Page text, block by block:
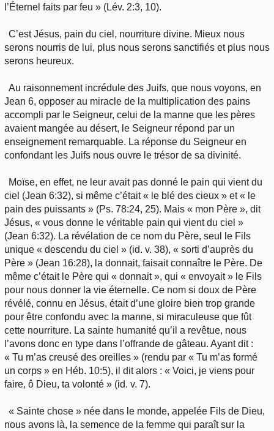
l’Éternel faits par feu » (Lév. 2:3, 10).
C’est Jésus, pain du ciel, nourriture divine. Mieux nous
serons nourris de lui, plus nous serons sanctifiés et plus nous
serons heureux.
Au raisonnement incrédule des Juifs, que nous voyons, en
Jean 6, opposer au miracle de la multiplication des pains
accompli par le Seigneur, celui de la manne que les pères
avaient mangée au désert, le Seigneur répond par un
enseignement remarquable. La réponse du Seigneur en
confondant les Juifs nous ouvre le trésor de sa divinité.
Moïse, en effet, ne leur avait pas donné le pain qui vient du
ciel (Jean 6:32), si même c’était « le blé des cieux » et « le
pain des puissants » (Ps. 78:24, 25). Mais « mon Père », dit
Jésus, « vous donne le véritable pain qui vient du ciel »
(Jean 6:32). La révélation de ce nom du Père, seul le Fils
unique « descendu du ciel » (id. v. 38), « sorti d’auprès du
Père » (Jean 16:28), la donnait, faisait connaître le Père. De
même c’était le Père qui « donnait », qui « envoyait » le Fils
pour nous donner la vie éternelle. Ce nom si doux de Père
révélé, connu en Jésus, était d’une gloire bien trop grande
pour être confondu avec la manne, si miraculeuse que fût
cette nourriture. La sainte humanité qu’il a revêtue, nous
l’avons donc en type dans l’offrande de gâteau. Ayant dit :
« Tu m’as creusé des oreilles » (rendu par « Tu m’as formé
un corps » en Héb. 10:5), il dit alors : « Voici, je viens pour
faire, ô Dieu, ta volonté » (id. v. 7).
« Sainte chose » née dans le monde, appelée Fils de Dieu,
nous avons là, la semence de la femme qui paraît sur la